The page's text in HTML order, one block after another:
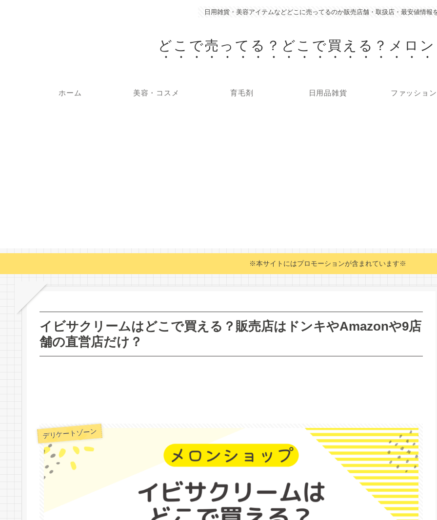
日用雑貨・美容アイテムなどどこに売ってるのか販売店舗・取扱店・最安値情報
どこで売ってる？どこで買える？メロ
ホーム 美容・コスメ 育毛剤 日用品雑貨 ファッション
※本サイトにはプロモーションが含まれています※
イビサクリームはどこで買える？販売店はドンキやAmazonや9店
舗の直営店だけ？
デリケートゾーン